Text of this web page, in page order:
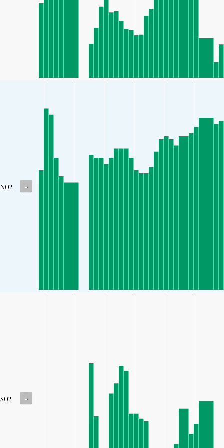
NO2 -
SO2 -